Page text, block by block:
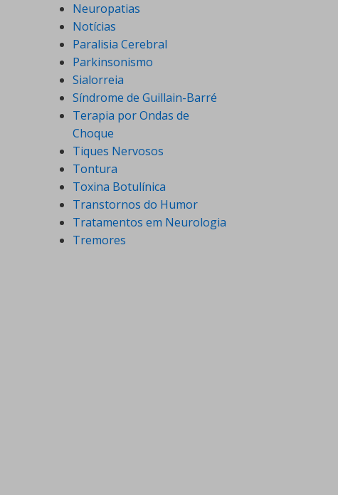
Neuropatias
Notícias
Paralisia Cerebral
Parkinsonismo
Sialorreia
Síndrome de Guillain-Barré
Terapia por Ondas de
Choque
Tiques Nervosos
Tontura
Toxina Botulínica
Transtornos do Humor
Tratamentos em Neurologia
Tremores